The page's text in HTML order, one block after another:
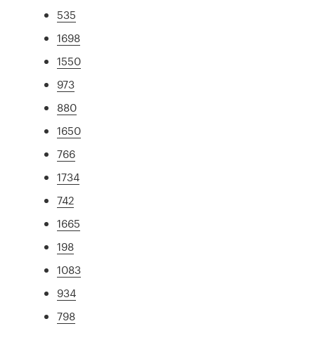
535
1698
1550
973
880
1650
766
1734
742
1665
198
1083
934
798